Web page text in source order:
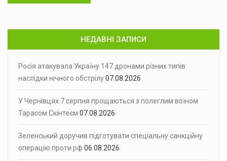
НЕДАВНІ ЗАПИСИ
Росія атакувала Україну 147 дронами різних типів:
наслідки нічного обстрілу07.08.2026
У Чернівцях 7 серпня прощаються з полеглим воїном
Тарасом Скінтеєм 07.08.2026
Зеленський доручив підготувати спеціальну санкційну
операцію проти рф 06.08.2026